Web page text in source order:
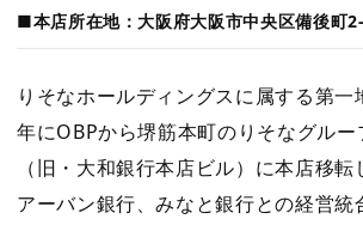
■本店所在地：大阪府大阪市中央区備後町
りそなホールディングスに属する第
年にOBPから堺筋本町のりそなグル
（旧・大和銀行本店ビル）に本店移
アーバン銀行、みなと銀行との経営統